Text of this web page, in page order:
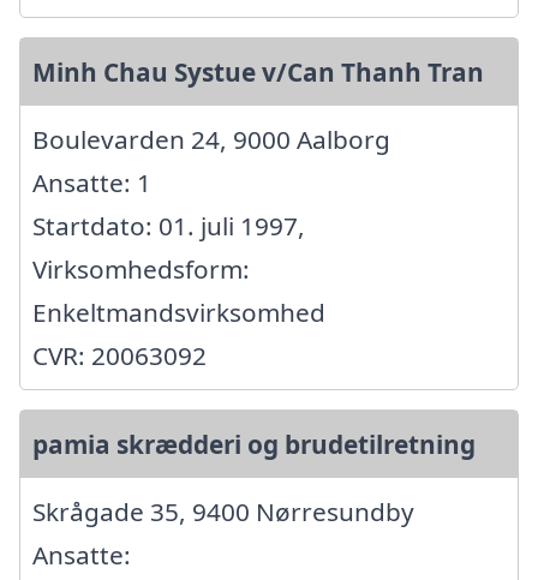
Minh Chau Systue v/Can Thanh Tran
Boulevarden 24, 9000 Aalborg
Ansatte: 1
Startdato: 01. juli 1997,
Virksomhedsform:
Enkeltmandsvirksomhed
CVR: 20063092
pamia skrædderi og brudetilretning
Skrågade 35, 9400 Nørresundby
Ansatte: